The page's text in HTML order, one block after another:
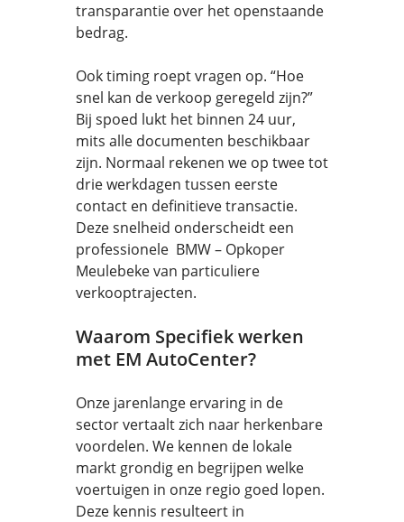
transparantie over het openstaande
bedrag.
Ook timing roept vragen op. “Hoe
snel kan de verkoop geregeld zijn?”
Bij spoed lukt het binnen 24 uur,
mits alle documenten beschikbaar
zijn. Normaal rekenen we op twee tot
drie werkdagen tussen eerste
contact en definitieve transactie.
Deze snelheid onderscheidt een
professionele BMW – Opkoper
Meulebeke van particuliere
verkooptrajecten.
Waarom Specifiek werken
met EM AutoCenter?
Onze jarenlange ervaring in de
sector vertaalt zich naar herkenbare
voordelen. We kennen de lokale
markt grondig en begrijpen welke
voertuigen in onze regio goed lopen.
Deze kennis resulteert in